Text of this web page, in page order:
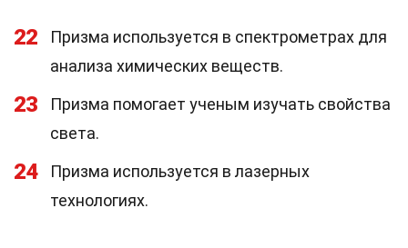
22
Призма используется в спектрометрах для
анализа химических веществ.
23
Призма помогает ученым изучать свойства
света.
24
Призма используется в лазерных
технологиях.